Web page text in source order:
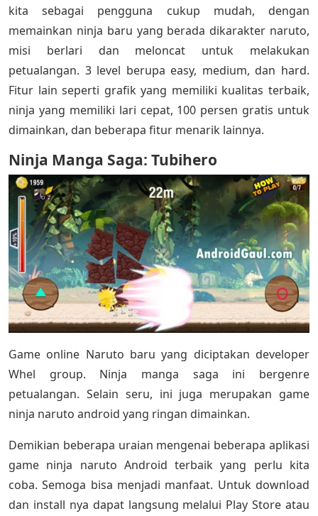
kita sebagai pengguna cukup mudah, dengan
memainkan ninja baru yang berada dikarakter naruto,
misi berlari dan meloncat untuk melakukan
petualangan. 3 level berupa easy, medium, dan hard.
Fitur lain seperti grafik yang memiliki kualitas terbaik,
ninja yang memiliki lari cepat, 100 persen gratis untuk
dimainkan, dan beberapa fitur menarik lainnya.
Ninja Manga Saga: Tubihero
Game online Naruto baru yang diciptakan developer
Whel group. Ninja manga saga ini bergenre
petualangan. Selain seru, ini juga merupakan game
ninja naruto android yang ringan dimainkan.
Demikian beberapa uraian mengenai beberapa aplikasi
game ninja naruto Android terbaik yang perlu kita
coba. Semoga bisa menjadi manfaat. Untuk download
dan install nya dapat langsung melalui Play Store atau